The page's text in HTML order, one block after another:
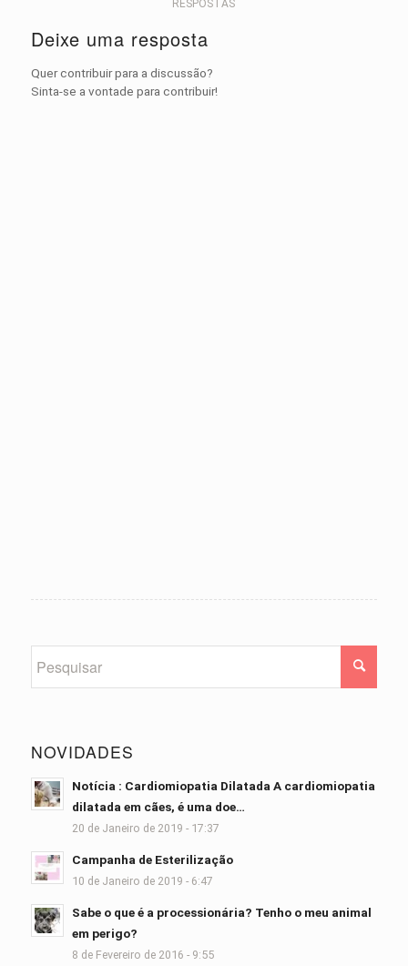
RESPOSTAS
Deixe uma resposta
Quer contribuir para a discussão?
Sinta-se a vontade para contribuir!
NOVIDADES
Notícia : Cardiomiopatia Dilatada A cardiomiopatia
dilatada em cães, é uma doe…
20 de Janeiro de 2019 - 17:37
Campanha de Esterilização
10 de Janeiro de 2019 - 6:47
Sabe o que é a processionária? Tenho o meu animal
em perigo?
8 de Fevereiro de 2016 - 9:55